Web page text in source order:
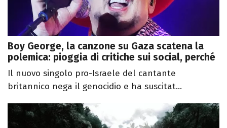
Boy George, la canzone su Gaza scatena la
polemica: pioggia di critiche sui social, perché
Il nuovo singolo pro-Israele del cantante
britannico nega il genocidio e ha suscitat...